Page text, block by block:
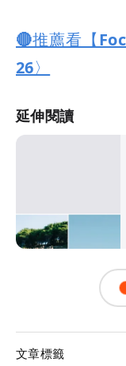
🔴推薦看【
26〉
延伸閱讀
文章標籤